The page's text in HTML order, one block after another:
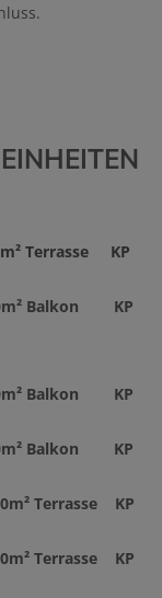
Terrasse KP
Balkon KP
Balkon KP
Balkon KP
Terrasse KP
Terrasse KP